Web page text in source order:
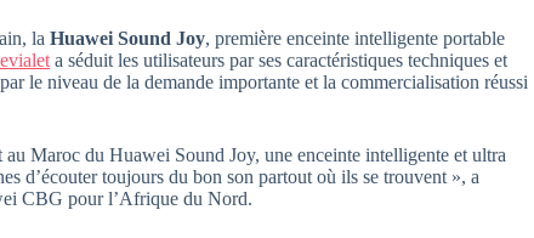
laHuawei Sound Joy, première enceinte intelligente portable
a séduit les utilisateurs par ses caractéristiques techniques et
le niveau de la demande importante et la commercialisation réussi
au Maroc du Huawei Sound Joy, une enceinte intelligente et ultra
d’écouter toujours du bon son partout où ils se trouvent », a
CBG pour l’Afrique du Nord.